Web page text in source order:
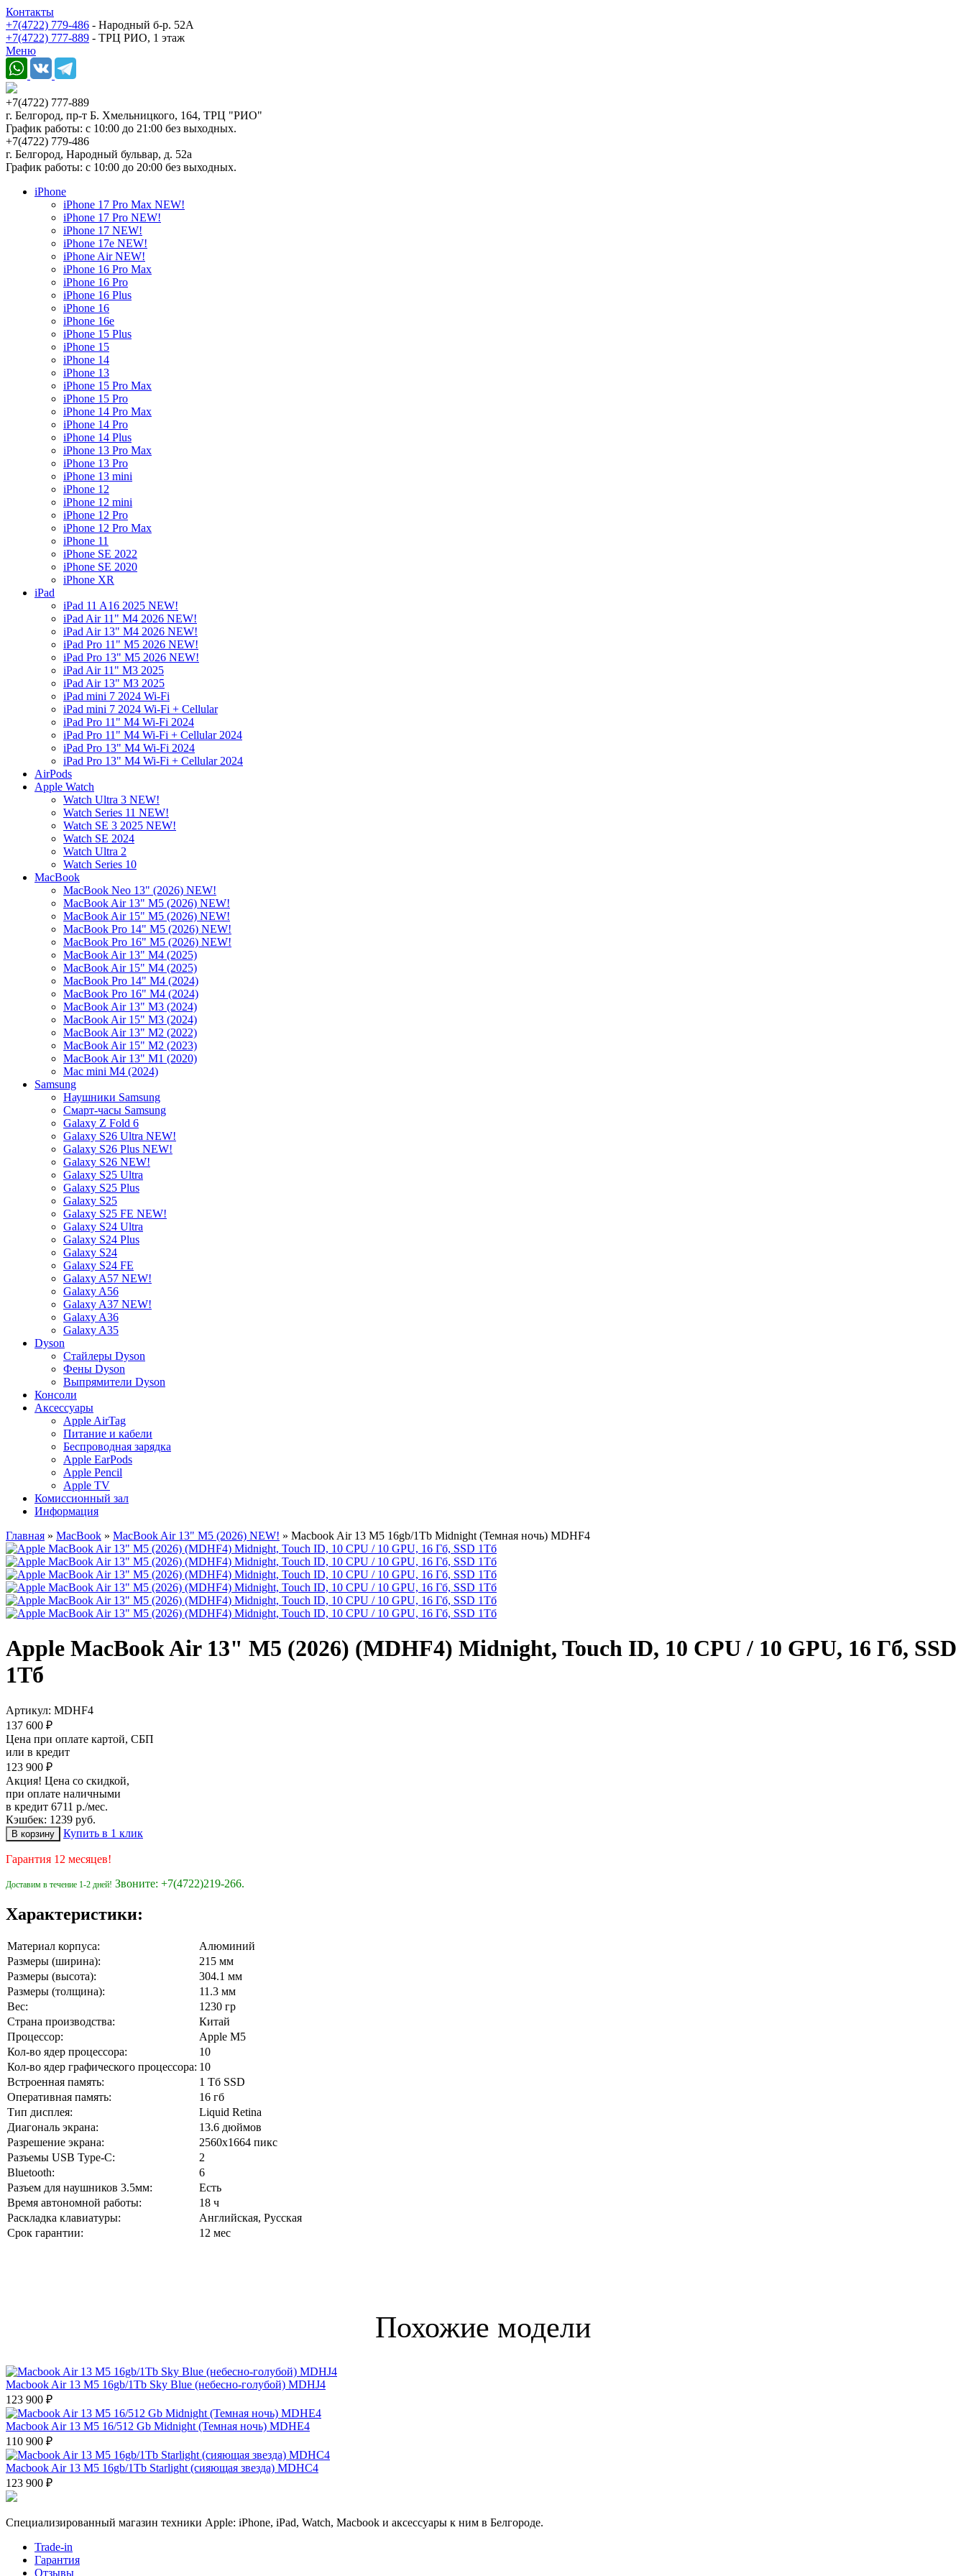
Контакты
+7(4722) 779-486 - Народный б-р. 52А
+7(4722) 777-889 - ТРЦ РИО, 1 этаж
Меню
+7(4722) 777-889
г. Белгород, пр-т Б. Хмельницкого, 164, ТРЦ "РИО"
График работы: с 10:00 до 21:00 без выходных.
+7(4722) 779-486
г. Белгород, Народный бульвар, д. 52а
График работы: с 10:00 до 20:00 без выходных.
iPhone
iPhone 17 Pro Max NEW!
iPhone 17 Pro NEW!
iPhone 17 NEW!
iPhone 17e NEW!
iPhone Air NEW!
iPhone 16 Pro Max
iPhone 16 Pro
iPhone 16 Plus
iPhone 16
iPhone 16e
iPhone 15 Plus
iPhone 15
iPhone 14
iPhone 13
iPhone 15 Pro Max
iPhone 15 Pro
iPhone 14 Pro Max
iPhone 14 Pro
iPhone 14 Plus
iPhone 13 Pro Max
iPhone 13 Pro
iPhone 13 mini
iPhone 12
iPhone 12 mini
iPhone 12 Pro
iPhone 12 Pro Max
iPhone 11
iPhone SE 2022
iPhone SE 2020
iPhone XR
iPad
iPad 11 A16 2025 NEW!
iPad Air 11" M4 2026 NEW!
iPad Air 13" M4 2026 NEW!
iPad Pro 11" M5 2026 NEW!
iPad Pro 13" M5 2026 NEW!
iPad Air 11" M3 2025
iPad Air 13" M3 2025
iPad mini 7 2024 Wi-Fi
iPad mini 7 2024 Wi-Fi + Cellular
iPad Pro 11" M4 Wi-Fi 2024
iPad Pro 11" M4 Wi-Fi + Cellular 2024
iPad Pro 13" M4 Wi-Fi 2024
iPad Pro 13" M4 Wi-Fi + Cellular 2024
AirPods
Apple Watch
Watch Ultra 3 NEW!
Watch Series 11 NEW!
Watch SE 3 2025 NEW!
Watch SE 2024
Watch Ultra 2
Watch Series 10
MacBook
MacBook Neo 13" (2026) NEW!
MacBook Air 13" M5 (2026) NEW!
MacBook Air 15" M5 (2026) NEW!
MacBook Pro 14" M5 (2026) NEW!
MacBook Pro 16" M5 (2026) NEW!
MacBook Air 13" M4 (2025)
MacBook Air 15" M4 (2025)
MacBook Pro 14" M4 (2024)
MacBook Pro 16" M4 (2024)
MacBook Air 13" M3 (2024)
MacBook Air 15" M3 (2024)
MacBook Air 13" M2 (2022)
MacBook Air 15" M2 (2023)
MacBook Air 13" M1 (2020)
Mac mini M4 (2024)
Samsung
Наушники Samsung
Смарт-часы Samsung
Galaxy Z Fold 6
Galaxy S26 Ultra NEW!
Galaxy S26 Plus NEW!
Galaxy S26 NEW!
Galaxy S25 Ultra
Galaxy S25 Plus
Galaxy S25
Galaxy S25 FE NEW!
Galaxy S24 Ultra
Galaxy S24 Plus
Galaxy S24
Galaxy S24 FE
Galaxy A57 NEW!
Galaxy A56
Galaxy A37 NEW!
Galaxy A36
Galaxy A35
Dyson
Стайлеры Dyson
Фены Dyson
Выпрямители Dyson
Консоли
Аксессуары
Apple AirTag
Питание и кабели
Беспроводная зарядка
Apple EarPods
Apple Pencil
Apple TV
Комиссионный зал
Информация
Главная » MacBook » MacBook Air 13" M5 (2026) NEW! » Macbook Air 13 M5 16gb/1Tb Midnight (Темная ночь) MDHF4
Apple MacBook Air 13" M5 (2026) (MDHF4) Midnight, Touch ID, 10 CPU / 10 GPU, 16 Гб, SSD
1Тб
Артикул: MDHF4
137 600 ₽
Цена при оплате картой, СБП
или в кредит
123 900 ₽
Акция! Цена со скидкой,
при оплате наличными
в кредит 6711 р./мес.
Кэшбек: 1239 руб.
Купить в 1 клик
Гарантия 12 месяцев!
Доставим в течение 1-2 дней! Звоните: +7(4722)219-266.
Характеристики:
Материал корпуса:
Алюминий
Размеры (ширина):
215 мм
Размеры (высота):
304.1 мм
Размеры (толщина):
11.3 мм
Вес:
1230 гр
Страна производства:
Китай
Процессор:
Apple M5
Кол-во ядер процессора:
10
Кол-во ядер графического процессора: 10
Встроенная память:
1 Тб SSD
Оперативная память:
16 гб
Тип дисплея:
Liquid Retina
Диагональ экрана:
13.6 дюймов
Разрешение экрана:
2560x1664 пикс
Разъемы USB Type-C:
2
Bluetooth:
6
Разъем для наушников 3.5мм:
Есть
Время автономной работы:
18 ч
Раскладка клавиатуры:
Английская, Русская
Срок гарантии:
12 мес
Похожие модели
Macbook Air 13 M5 16gb/1Tb Sky Blue (небесно-голубой) MDHJ4
123 900 ₽
Macbook Air 13 M5 16/512 Gb Midnight (Темная ночь) MDHE4
110 900 ₽
Macbook Air 13 M5 16gb/1Tb Starlight (сияющая звезда) MDHC4
123 900 ₽
Специализированный магазин техники Apple: iPhone, iPad, Watch, Macbook и аксессуары к ним в Белгороде.
Trade-in
Гарантия
Отзывы